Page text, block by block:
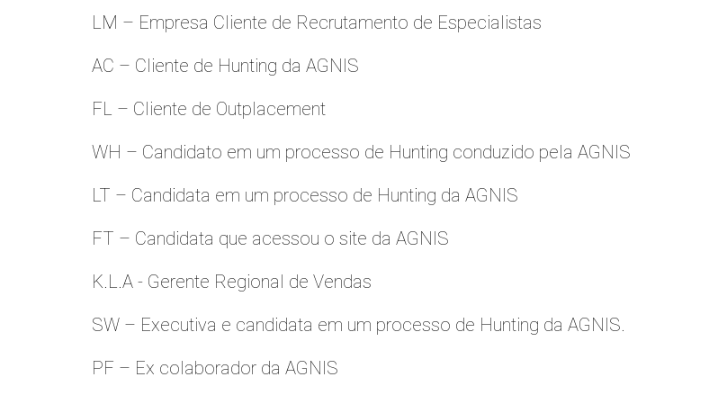
LM – Empresa Cliente de Recrutamento de Especialistas
AC – Cliente de Hunting da AGNIS
FL – Cliente de Outplacement
WH – Candidato em um processo de Hunting conduzido pela AGNIS
LT – Candidata em um processo de Hunting da AGNIS
FT – Candidata que acessou o site da AGNIS
K.L.A - Gerente Regional de Vendas
SW – Executiva e candidata em um processo de Hunting da AGNIS.
PF – Ex colaborador da AGNIS